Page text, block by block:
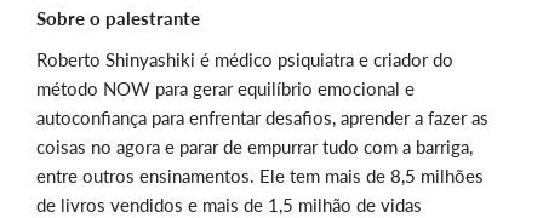
Sobre o palestrante
Roberto Shinyashiki é médico psiquiatra e criador do
método NOW para gerar equilíbrio emocional e
autoconfiança para enfrentar desafios, aprender a fazer as
coisas no agora e parar de empurrar tudo com a barriga,
entre outros ensinamentos. Ele tem mais de 8,5 milhões
de livros vendidos e mais de 1,5 milhão de vidas